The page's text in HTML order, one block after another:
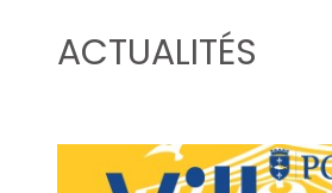
ACTUALITÉS